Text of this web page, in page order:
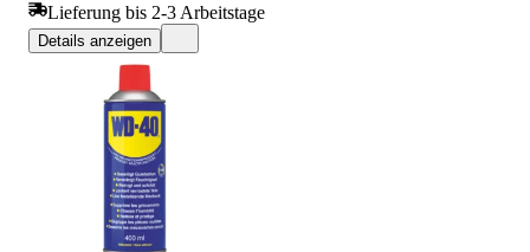
Lieferung bis 2-3 Arbeitstage
Details anzeigen